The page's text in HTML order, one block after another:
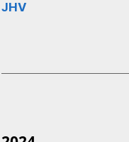
JHV